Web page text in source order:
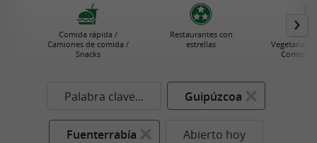
Comida rápida /
Camiones de comida /
Snacks
Restaurantes con
estrellas
Comida
Palabra clave... Guipúzcoa
Fuenterrabía Abierto hoy